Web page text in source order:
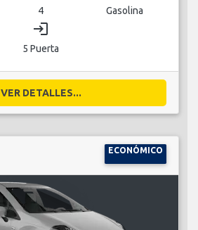
4 Gasolina
login
5 Puerta
VER DETALLES...
ECONÓMICO